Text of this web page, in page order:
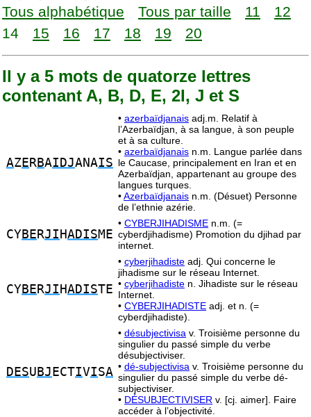
Tous alphabétique Tous par taille 11
12
14
15 16 17 18 19 20
Il y a 5 mots de quatorze lettres
contenant A, B, D, E, 2I, J et S
AZE RBAIDJANAIS
• azerbaïdjanais adj.m. Relatif à
l’Azerbaïdjan, à sa langue, à son peuple
et à sa culture.
• azerbaïdjanais n.m. Langue parlée dans
le Caucase, principalement en Iran et en
Azerbaïdjan, appartenant au groupe des
langues turques.
•Azerbaïdjanais n.m. (Désuet) Personne
de l’ethnie azérie.
CYBE RJI HADISME
• CYBERJIHADISME n.m. (=
cyberdjihadisme) Promotion du djihad par
internet.
CYBE RJI HADISTE
• cyberjihadiste adj. Qui concerne le
jihadisme sur le réseau Internet.
• cyberjihadiste n. Jihadiste sur le réseau
Internet.
• CYBERJIHADISTE adj. et n. (=
cyberdjihadiste).
DESU BJ ECTIVISA
• désubjectivisa v. Troisième personne du
singulier du passé simple du verbe
désubjectiviser.
• dé-subjectivisa v. Troisième personne du
singulier du passé simple du verbe dé-
subjectiviser.
• DÉSUBJECTIVISER v. [cj. aimer]. Faire
accéder à l’objectivité.